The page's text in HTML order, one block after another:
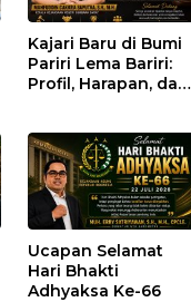
Kajari Baru di Bumi
Pariri Lema Bariri:
Profil, Harapan, dan
Ucapan Selamat
Hari Bhakti
Adhyaksa Ke-66